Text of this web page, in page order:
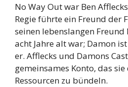
No Way Out war Ben
Regie führte ein Freund der
seinen lebenslangen
acht Jahre alt war; Damon
er. Afflecks und Damons
gemeinsames Konto, das
Ressourcen zu bündeln.